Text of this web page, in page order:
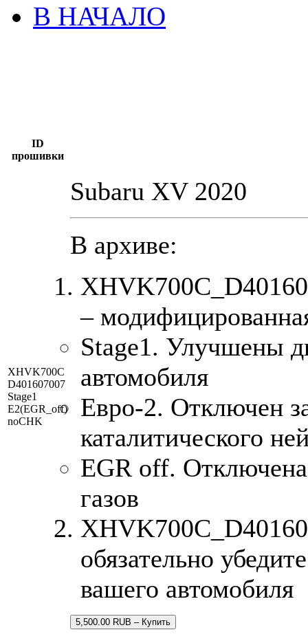
В НАЧАЛО
ID
прошивки
XHVK700C
D401607007
Stage1
E2(EGR_off)
noCHK
Subaru XV 2020
В архиве:
–
Stage1. Улучшены
автомобиля
Евро-2. Отключен
каталитического
EGR off.
газов
обязательно
вашего автомобиля
5,500.00 RUB – Купить